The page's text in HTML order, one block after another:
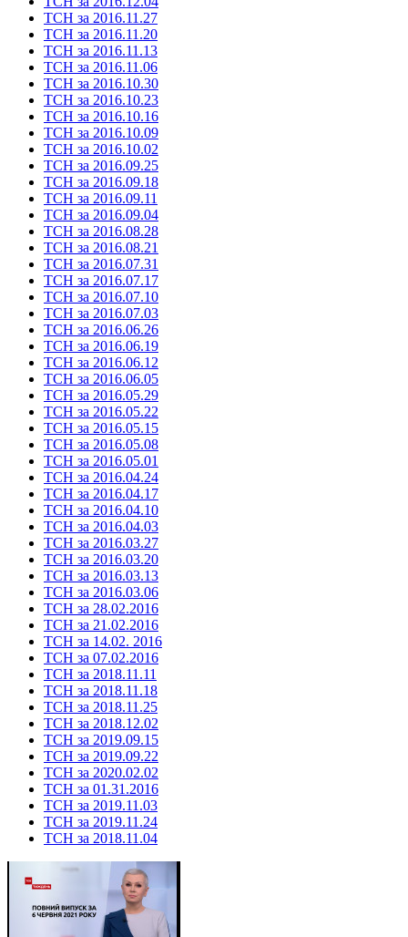
ТСН за 2016.11.27
ТСН за 2016.11.20
ТСН за 2016.11.13
ТСН за 2016.11.06
ТСН за 2016.10.30
ТСН за 2016.10.23
ТСН за 2016.10.16
ТСН за 2016.10.09
ТСН за 2016.10.02
ТСН за 2016.09.25
ТСН за 2016.09.18
ТСН за 2016.09.11
ТСН за 2016.09.04
ТСН за 2016.08.28
ТСН за 2016.08.21
ТСН за 2016.07.31
ТСН за 2016.07.17
ТСН за 2016.07.10
ТСН за 2016.07.03
ТСН за 2016.06.26
ТСН за 2016.06.19
ТСН за 2016.06.12
ТСН за 2016.06.05
ТСН за 2016.05.29
ТСН за 2016.05.22
ТСН за 2016.05.15
ТСН за 2016.05.08
ТСН за 2016.05.01
ТСН за 2016.04.24
ТСН за 2016.04.17
ТСН за 2016.04.10
ТСН за 2016.04.03
ТСН за 2016.03.27
ТСН за 2016.03.20
ТСН за 2016.03.13
ТСН за 2016.03.06
ТСН за 28.02.2016
ТСН за 21.02.2016
ТСН за 14.02. 2016
ТСН за 07.02.2016
ТСН за 2018.11.11
ТСН за 2018.11.18
ТСН за 2018.11.25
ТСН за 2018.12.02
ТСН за 2019.09.15
ТСН за 2019.09.22
ТСН за 2020.02.02
ТСН за 01.31.2016
ТСН за 2019.11.03
ТСН за 2019.11.24
ТСН за 2018.11.04